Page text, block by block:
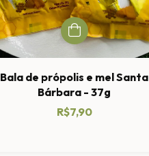
Bala de própolis e mel Santa
Bárbara - 37g
R$7,90